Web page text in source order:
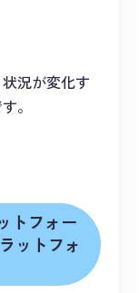
況が変化す
。
トフォー
ットフォ